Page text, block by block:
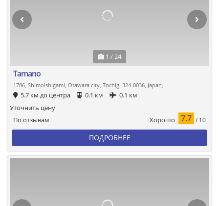
1 / 24
Tamano
1786, Shimoishigami, Otawara city, Tochigi 324-0036, Japan,
5.7 км до центра 0.1 км 0.1 км
По отзывам Хорошо 7.7 / 10
Уточнить цену
ПОДРОБНЕЕ